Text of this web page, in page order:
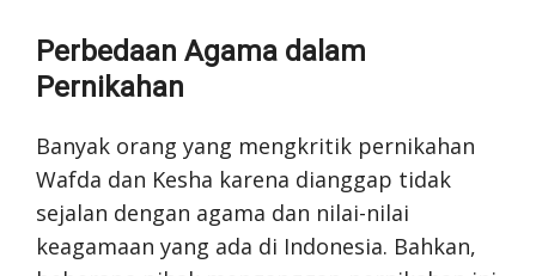
Perbedaan Agama dalam
Pernikahan
Banyak orang yang mengkritik pernikahan
Wafda dan Kesha karena dianggap tidak
sejalan dengan agama dan nilai-nilai
keagamaan yang ada di Indonesia. Bahkan,